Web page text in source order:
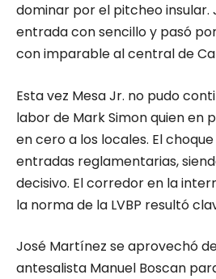
dominar por el pitcheo insular.
entrada con sencillo y pasó
con imparable al central de
Esta vez Mesa Jr. no pudo
labor de Mark Simon quien en
en cero a los locales. El
entradas reglamentarias,
decisivo. El corredor en la
la norma de la LVBP resultó
José Martínez se aprovechó
antesalista Manuel Boscan